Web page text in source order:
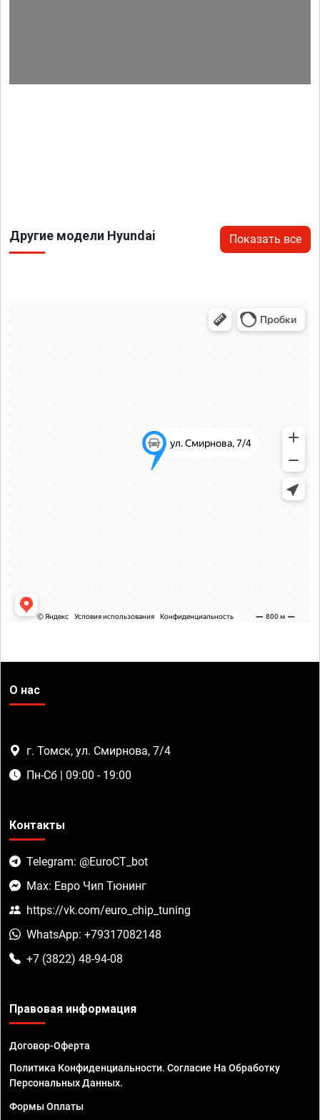
Другие модели Hyundai Показать все
О нас
г. Томск, ул. Смирнова, 7/4
Пн-Сб | 09:00 - 19:00
Контакты
Telegram: @EuroCT_bot
Max: Евро Чип Тюнинг
https://vk.com/euro_chip_tuning
WhatsApp: +79317082148
+7 (3822) 48-94-08
Правовая информация
Договор-Оферта
Политика Конфиденциальности. Согласие На Обработку
Персональных Данных.
Формы Оплаты